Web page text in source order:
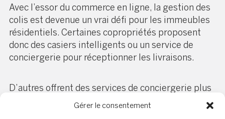
Gérer le consentement
Avec l’essor du commerce en ligne, la gestion des
colis est devenue un vrai défi pour les immeubles
résidentiels. Certaines copropriétés proposent
donc des casiers intelligents ou un service de
conciergerie pour réceptionner les livraisons.
D’autres offrent des services de conciergerie plus
complets, comme la réservation de taxis, la